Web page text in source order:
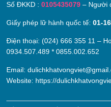
Số ĐKKD :0105435079 – Người
Giấy phép lữ hành quốc tế:01-
Điện thoại: (024) 666 355 11 –
0934.507.489 *0855.002.652
Email:
Website: https://